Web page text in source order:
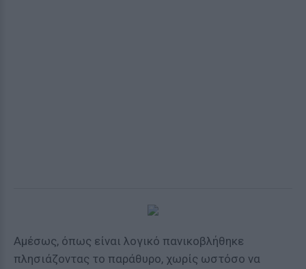
Αμέσως, όπως είναι λογικό πανικοβλήθηκε
πλησιάζοντας το παράθυρο, χωρίς ωστόσο να